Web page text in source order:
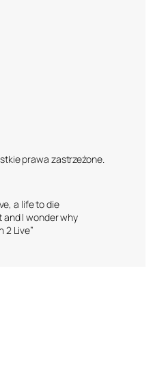
prawa zastrzeżone.
a life to die
and I wonder why
2 Live”